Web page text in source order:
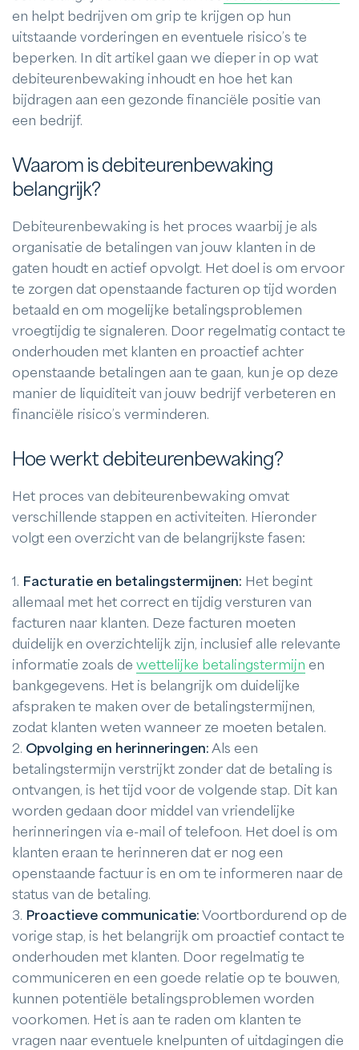
en helpt bedrijven om grip te krijgen op hun
uitstaande vorderingen en eventuele risico’s te
beperken. In dit artikel gaan we dieper in op wat
debiteurenbewaking inhoudt en hoe het kan
bijdragen aan een gezonde financiële positie van
een bedrijf.
Waarom is debiteurenbewaking
belangrijk?
Debiteurenbewaking is het proces waarbij je als
organisatie de betalingen van jouw klanten in de
gaten houdt en actief opvolgt. Het doel is om ervoor
te zorgen dat openstaande facturen op tijd worden
betaald en om mogelijke betalingsproblemen
vroegtijdig te signaleren. Door regelmatig contact te
onderhouden met klanten en proactief achter
openstaande betalingen aan te gaan, kun je op deze
manier de liquiditeit van jouw bedrijf verbeteren en
financiële risico’s verminderen.
Hoe werkt debiteurenbewaking?
Het proces van debiteurenbewaking omvat
verschillende stappen en activiteiten. Hieronder
volgt een overzicht van de belangrijkste fasen:
1. Facturatie en betalingstermijnen: Het begint
allemaal met het correct en tijdig versturen van
facturen naar klanten. Deze facturen moeten
duidelijk en overzichtelijk zijn, inclusief alle relevante
informatie zoals de wettelijke betalingstermijn en
bankgegevens. Het is belangrijk om duidelijke
afspraken te maken over de betalingstermijnen,
zodat klanten weten wanneer ze moeten betalen.
2. Opvolging en herinneringen: Als een
betalingstermijn verstrijkt zonder dat de betaling is
ontvangen, is het tijd voor de volgende stap. Dit kan
worden gedaan door middel van vriendelijke
herinneringen via e-mail of telefoon. Het doel is om
klanten eraan te herinneren dat er nog een
openstaande factuur is en om te informeren naar de
status van de betaling.
3. Proactieve communicatie: Voortbordurend op de
vorige stap, is het belangrijk om proactief contact te
onderhouden met klanten. Door regelmatig te
communiceren en een goede relatie op te bouwen,
kunnen potentiële betalingsproblemen worden
voorkomen. Het is aan te raden om klanten te
vragen naar eventuele knelpunten of uitdagingen die